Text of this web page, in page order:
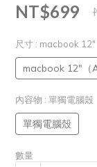
NT$699
尺寸 : macbook 12"
macbook 12"（
內容物 : 單獨電腦殼
單獨電腦殼
數量